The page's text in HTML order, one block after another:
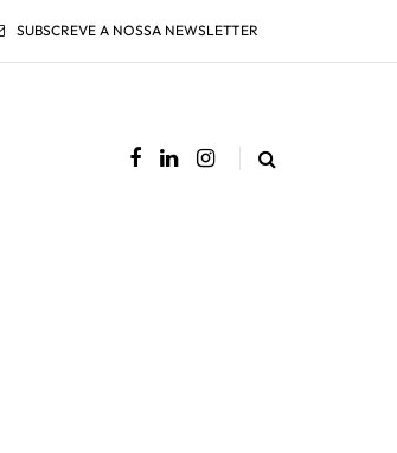
SUBSCREVE A NOSSA NEWSLETTER